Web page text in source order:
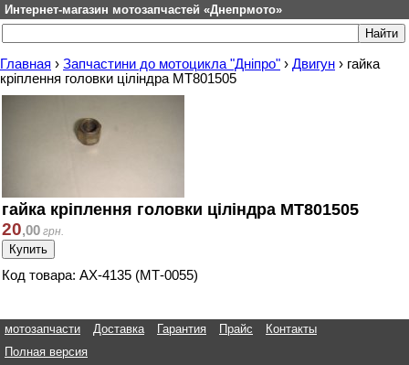
Интернет-магазин мотозапчастей «Днепрмото»
Главная › Запчастини до мотоцикла "Дніпро" › Двигун › гайка
кріплення головки ціліндра МТ801505
гайка кріплення головки ціліндра МТ801505
20,00 грн.
Код товара: АХ-4135 (МТ-0055)
мотозапчасти Доставка Гарантия Прайс
Контакты
Полная версия